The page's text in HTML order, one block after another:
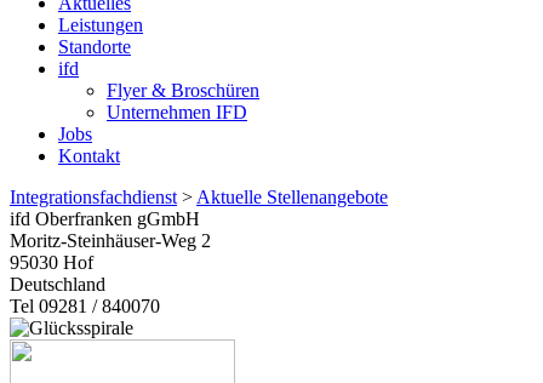
Leistungen
Standorte
ifd
Flyer & Broschüren
Unternehmen IFD
Jobs
Kontakt
Integrationsfachdienst > Aktuelle Stellenangebote
ifd Oberfranken gGmbH
Moritz-Steinhäuser-Weg 2
95030 Hof
Deutschland
Tel 09281 / 840070